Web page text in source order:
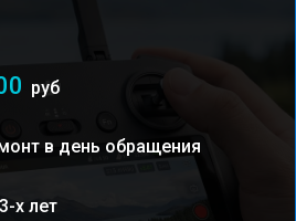
руб
в день обращения
х лет